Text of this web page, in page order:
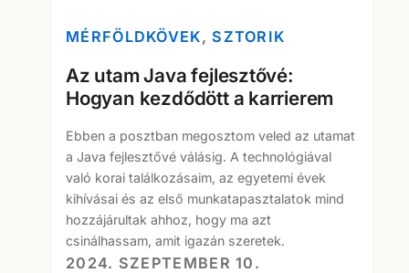
MÉRFÖLDKÖVEK, SZTORIK
Az utam Java fejlesztővé:
Hogyan kezdődött a karrierem
Ebben a posztban megosztom veled az utamat
a Java fejlesztővé válásig. A technológiával
való korai találkozásaim, az egyetemi évek
kihívásai és az első munkatapasztalatok mind
hozzájárultak ahhoz, hogy ma azt
csinálhassam, amit igazán szeretek.
2024. SZEPTEMBER 10.